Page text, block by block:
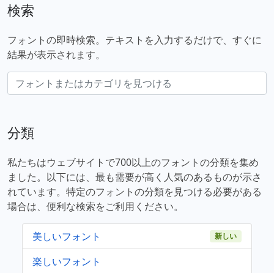
検索
フォントの即時検索。テキストを入力するだけで、すぐに
結果が表示されます。
分類
私たちはウェブサイトで700以上のフォントの分類を集め
ました。以下には、最も需要が高く人気のあるものが示さ
れています。特定のフォントの分類を見つける必要がある
場合は、便利な検索をご利用ください。
美しいフォント 新しい
楽しいフォント